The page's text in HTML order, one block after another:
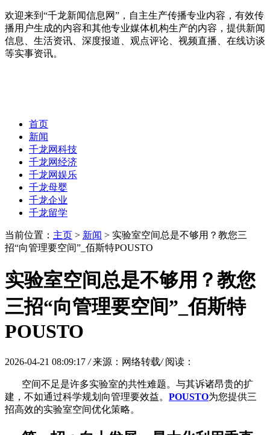
欢迎来到“千龙新闻信息网”，自主生产传播专业内容，有效传
播用户生成的内容和其他专业媒体机构生产的内容，提供新闻
信息、生活资讯、深度报道、观点评论、视频直播、在线访谈
等实事资讯。
首页
新闻
千龙网科技
千龙网经济
千龙网娱乐
千龙母婴
千龙企业
千龙留学
当前位置： 主页 > 新闻 > 实验室空间总是不够用？教您三
招“向管理要空间”_佰斯特POUSTO
实验室空间总是不够用？教您
三招“向管理要空间”_佰斯特
POUSTO
2026-04-21 08:09:17 / 来源：网络转载/ 阅读：
空间不足是许多实验室的共性难题。与其诉诸昂贵的扩
建，不如通过科学规划向管理要效益。 POUSTO为您提供三
招高效的实验室空间优化策略。